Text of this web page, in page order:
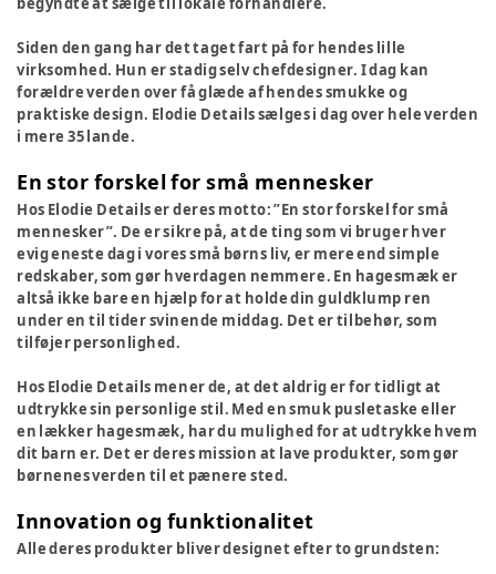
Siden den gang har det taget fart på for hendes lille
virksomhed. Hun er stadig selv chefdesigner. I dag kan
forældre verden over få glæde af hendes smukke og
praktiske design. Elodie Details sælges i dag over hele verden
i mere 35 lande.
En stor forskel for små mennesker
Hos Elodie Details er deres motto: ”En stor forskel for små
mennesker”. De er sikre på, at de ting som vi bruger hver
evig eneste dag i vores små børns liv, er mere end simple
redskaber, som gør hverdagen nemmere. En hagesmæk er
altså ikke bare en hjælp for at holde din guldklump ren
under en til tider svinende middag. Det er tilbehør, som
tilføjer personlighed.
Hos Elodie Details mener de, at det aldrig er for tidligt at
udtrykke sin personlige stil. Med en smuk pusletaske eller
en lækker hagesmæk, har du mulighed for at udtrykke hvem
dit barn er. Det er deres mission at lave produkter, som gør
børnenes verden til et pænere sted.
Innovation og funktionalitet
Alle deres produkter bliver designet efter to grundsten: